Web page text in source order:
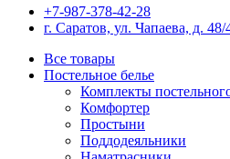
+7-987-378-42-28
г. Саратов, ул. Чапаева, д. 48/
Все товары
Постельное белье
Комплекты
Комфортер
Простыни
Поддодеяльники